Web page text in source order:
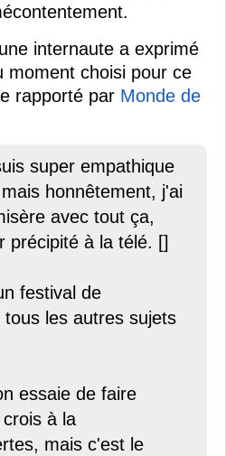
internaute a exprimé
moment choisi pour ce
rapporté par Monde de
super empathique
honnêtement, j'ai
avec tout ça,
précipité à la télé. []
festival de
les autres sujets
essaie de faire
à la
mais c'est le